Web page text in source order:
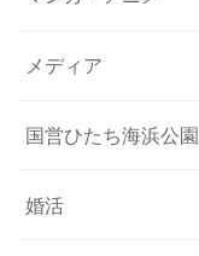
メディア
国営ひたち海浜公園
婚活